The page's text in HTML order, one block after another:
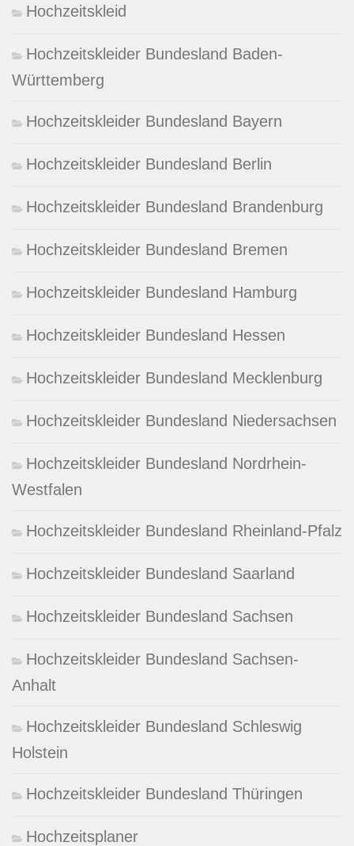
Hochzeitskleid
Hochzeitskleider Bundesland Baden-
Württemberg
Hochzeitskleider Bundesland Bayern
Hochzeitskleider Bundesland Berlin
Hochzeitskleider Bundesland Brandenburg
Hochzeitskleider Bundesland Bremen
Hochzeitskleider Bundesland Hamburg
Hochzeitskleider Bundesland Hessen
Hochzeitskleider Bundesland Mecklenburg
Hochzeitskleider Bundesland Niedersachsen
Hochzeitskleider Bundesland Nordrhein-
Westfalen
Hochzeitskleider Bundesland Rheinland-Pfalz
Hochzeitskleider Bundesland Saarland
Hochzeitskleider Bundesland Sachsen
Hochzeitskleider Bundesland Sachsen-
Anhalt
Hochzeitskleider Bundesland Schleswig
Holstein
Hochzeitskleider Bundesland Thüringen
Hochzeitsplaner